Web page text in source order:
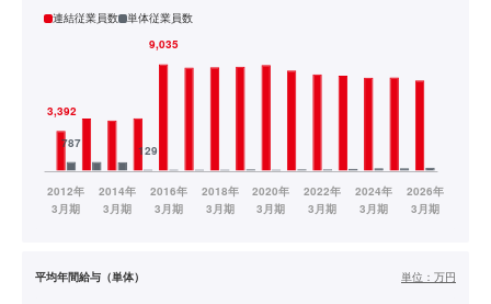
連結従業員数 単体従業員数
平均年間給与（単体） 単位： 万円